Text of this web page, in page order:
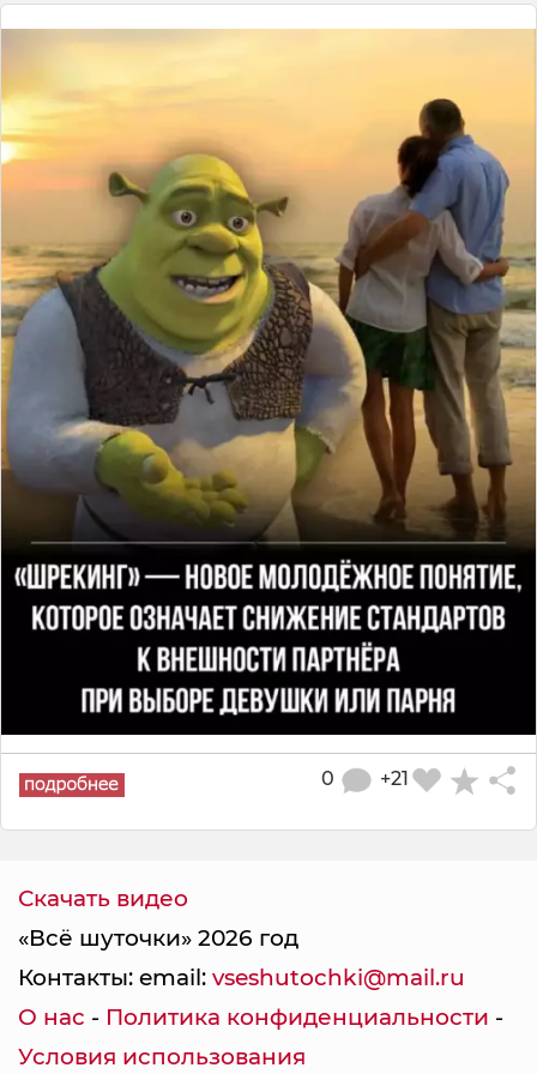
+21
0
Скачать видео
«Всё шуточки» 2026 год
Контакты: email: vseshutochki@mail.ru
О нас - Политика конфиденциальности -
Условия использования